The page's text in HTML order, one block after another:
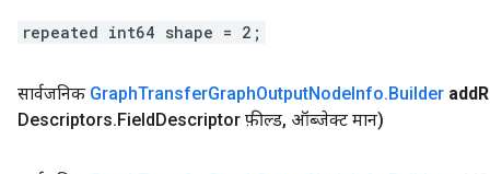
repeated int64 shape = 2;
सार्वजनिक GraphTransferGraphOutputNodeInfo.Builder add
Descriptors.FieldDescriptor फ़ील्ड, ऑब्जेक्ट मान)